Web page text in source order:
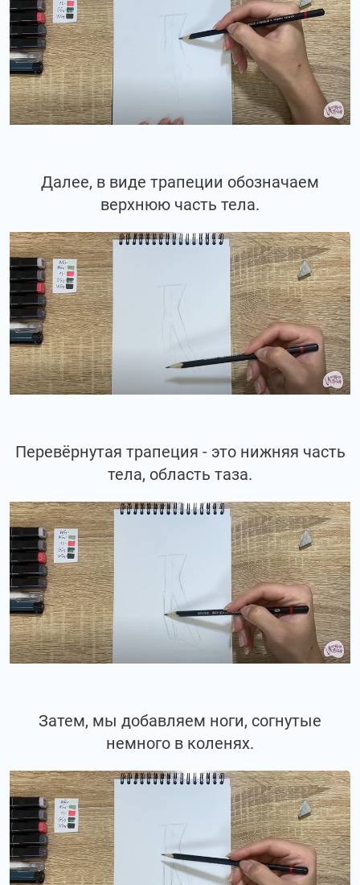
Далее, в виде трапеции обозначаем
верхнюю часть тела.
Перевёрнутая трапеция - это нижняя часть
тела, область таза.
Затем, мы добавляем ноги, согнутые
немного в коленях.